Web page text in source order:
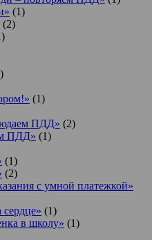
(1)
(2)
(1)
ПДД» (2)
ПДД» (1)
(1)
(2)
с умной платежкой»
(1)
в школу» (1)